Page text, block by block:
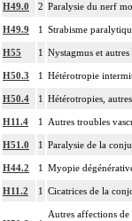
H49.0 2 Paralysie du nerf
H49.9 1 Strabisme
H55 1 Nystagmus et
H50.3 1 Hétérotropie
H50.4 1 Hétérotropies,
H11.4 1 Autres troubles
H51.0 1 Paralysie de la
H44.2 1 Myopie
H11.2 1 Cicatrices de la
Autres affections de